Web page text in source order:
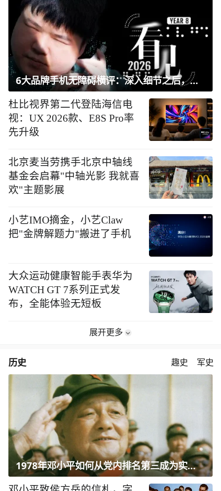
6大品牌手机无障碍横评：深入细节之后，似乎只有苹果能挺住？｜ 看见2026
杜比视界第二代登陆海信电
视：UX 2026款、E8S Pro率
先升级
北京麦当劳携手北京中轴线
基金会启幕"中轴光影 我就喜
欢"主题影展
小艺IMO摘金，小艺Claw
把"金牌解题力"搬进了手机
大众运动健康智能手表华为
WATCH GT 7系列正式发
布，全能体验无短板
展开更多
历史 趣史 军史
1978年邓小平如何从党内排名第三成为实际核心？